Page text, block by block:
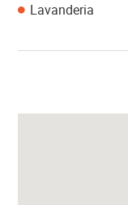
Lavanderia